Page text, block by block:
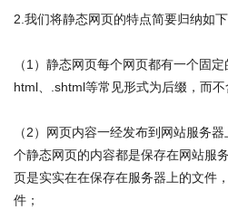
2.我们将静态网页的特点简要归纳如下
（1）静态网页每个网页都有一个固
html、.shtml等常见形式为后缀，而不
（2）网页内容一经发布到网站服务
个静态网页的内容都是保存在网站服
页是实实在在保存在服务器上的文件
件；